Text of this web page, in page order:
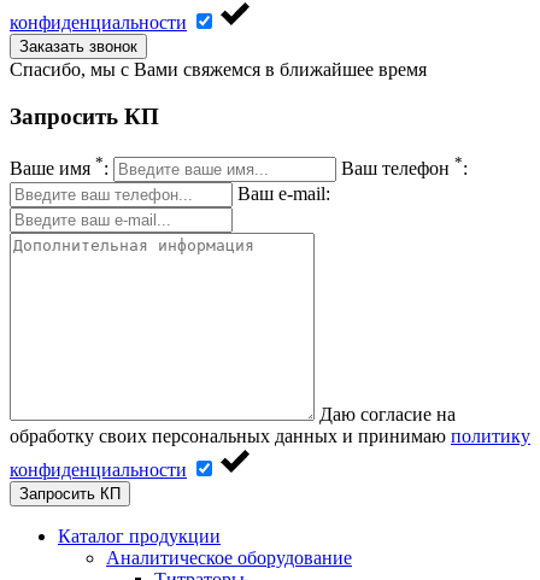
конфиденциальности
Заказать звонок
Спасибо, мы с Вами свяжемся в ближайшее время
Запросить КП
Ваше имя *: Ваш телефон *:
Ваш e-mail:
Даю согласие на
обработку своих персональных данных и принимаю политику
конфиденциальности
Запросить КП
Каталог продукции
Аналитическое оборудование